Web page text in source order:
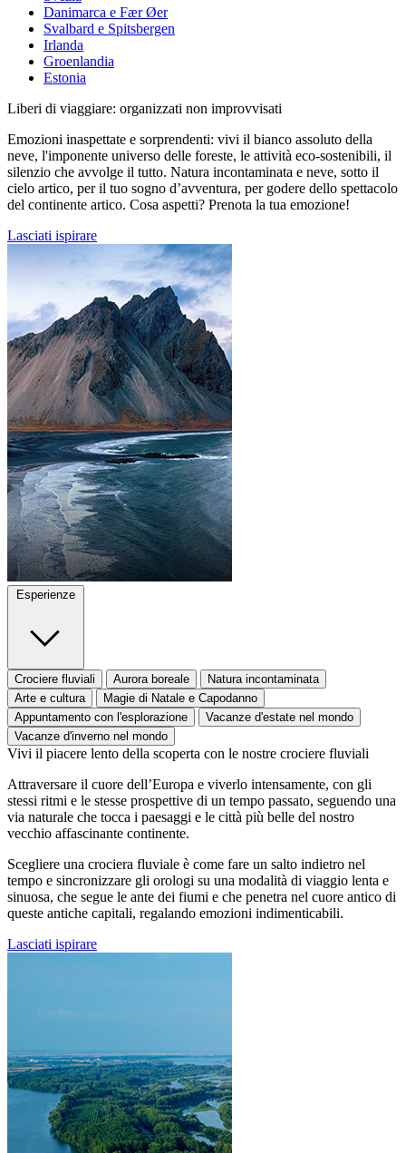
Danimarca e Fær Øer
Svalbard e Spitsbergen
Irlanda
Groenlandia
Estonia
Liberi di viaggiare: organizzati non improvvisati
Emozioni inaspettate e sorprendenti: vivi il bianco assoluto della
neve, l'imponente universo delle foreste, le attività eco-sostenibili, il
silenzio che avvolge il tutto. Natura incontaminata e neve, sotto il
cielo artico, per il tuo sogno d’avventura, per godere dello spettacolo
del continente artico. Cosa aspetti? Prenota la tua emozione!
Lasciati ispirare
Esperienze
Crociere fluviali Aurora boreale
Natura incontaminata
Arte e cultura
Magie di Natale e Capodanno
Appuntamento con l'esplorazione
Vacanze d'estate nel mondo
Vacanze d'inverno nel mondo
Vivi il piacere lento della scoperta con le nostre crociere fluviali
Attraversare il cuore dell’Europa e viverlo intensamente, con gli
stessi ritmi e le stesse prospettive di un tempo passato, seguendo una
via naturale che tocca i paesaggi e le città più belle del nostro
vecchio affascinante continente.
Scegliere una crociera fluviale è come fare un salto indietro nel
tempo e sincronizzare gli orologi su una modalità di viaggio lenta e
sinuosa, che segue le ante dei fiumi e che penetra nel cuore antico di
queste antiche capitali, regalando emozioni indimenticabili.
Lasciati ispirare